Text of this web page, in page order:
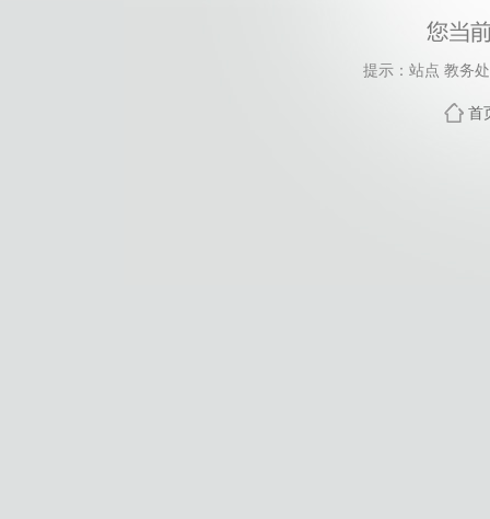
提示：站点 教务
首